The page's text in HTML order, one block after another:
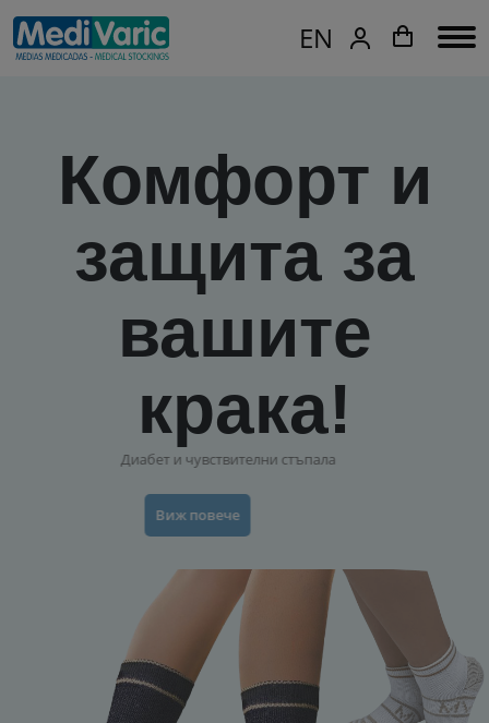
EN
Комфорт и
защита за
вашите
крака!
Диабет и чувствителни стъпала
Виж повече